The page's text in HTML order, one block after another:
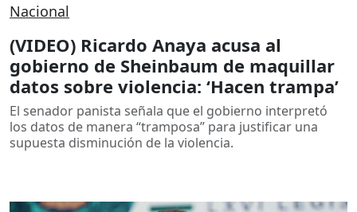
Nacional
(VIDEO) Ricardo Anaya acusa al
gobierno de Sheinbaum de maquillar
datos sobre violencia: ‘Hacen trampa’
El senador panista señala que el gobierno interpretó
los datos de manera “tramposa” para justificar una
supuesta disminución de la violencia.